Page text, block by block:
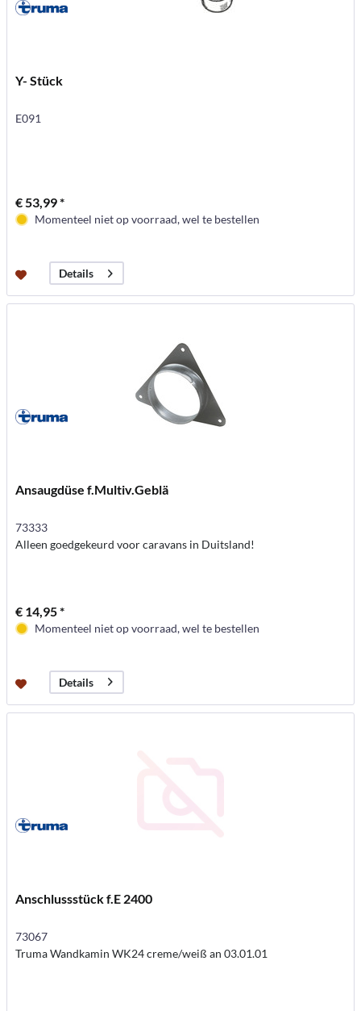
Y- Stück
E091
€ 53,99 *
Momenteel niet op voorraad, wel te bestellen
Details
Ansaugdüse f.Multiv.Geblä
73333
Alleen goedgekeurd voor caravans in Duitsland!
€ 14,95 *
Momenteel niet op voorraad, wel te bestellen
Details
Anschlussstück f.E 2400
73067
Truma Wandkamin WK24 creme/weiß an 03.01.01